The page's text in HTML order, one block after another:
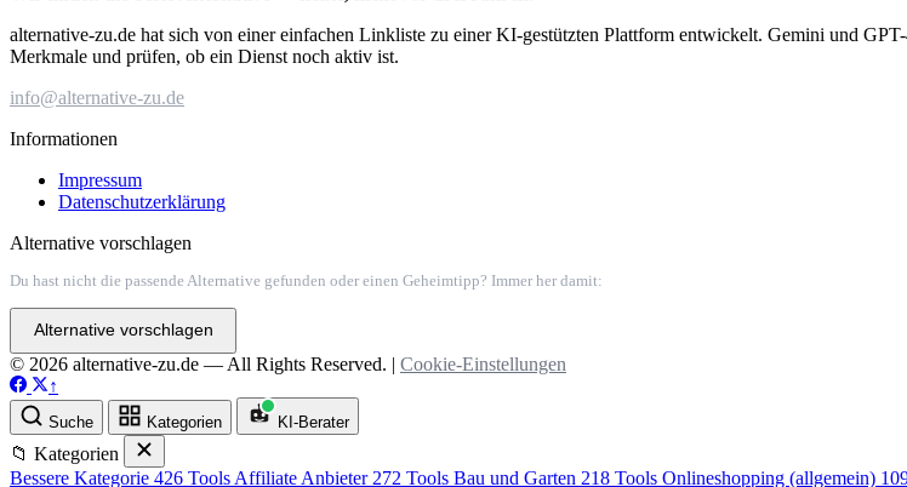
alternative-zu.de hat sich von einer einfachen Linkliste zu einer KI-gestützten Plattform entwickelt. Gemini und
Merkmale und prüfen, ob ein Dienst noch aktiv ist.
info@alternative-zu.de
Informationen
Impressum
Datenschutzerklärung
Alternative vorschlagen
Du hast nicht die passende Alternative gefunden oder einen Geheimtipp? Immer her damit:
Alternative vorschlagen
© 2026 alternative-zu.de — All Rights Reserved. | Cookie-Einstellungen
↑
Suche Kategorien KI-Berater
📁 Kategorien
Bessere Kategorie 426 Tools Affiliate Anbieter 272 Tools Bau und Garten 218 Tools Onlineshopping (allgemein)